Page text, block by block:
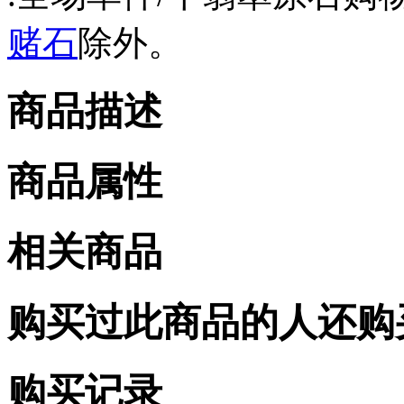
赌石除外。
商品描述
商品属性
相关商品
购买过此商品的人还
购买记录